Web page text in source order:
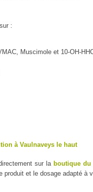
:
Muscimole et 10-OH-
à Vaulnaveys le haut
sur la boutique du
et le dosage adapté